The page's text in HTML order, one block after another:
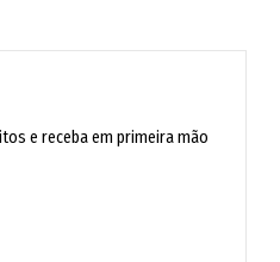
e receba em primeira mão